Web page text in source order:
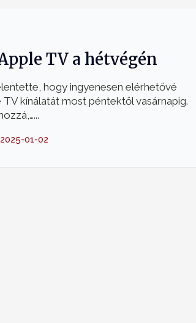
TV a hétvégén
hogy ingyenesen elérhetővé
TV kínálatát most péntektől vasárnapig.
2025-01-02